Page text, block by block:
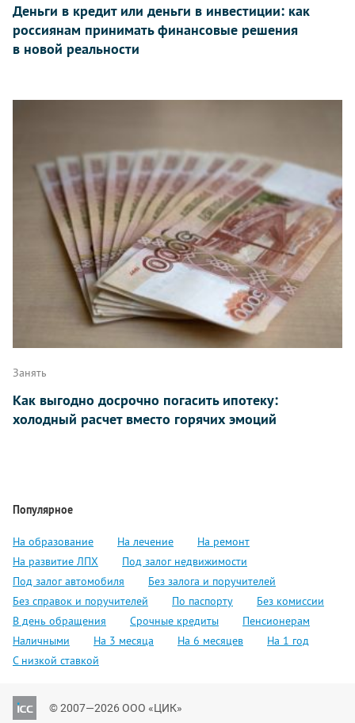
Деньги в кредит или деньги в инвестиции: как
россиянам принимать финансовые решения
в новой реальности
Занять
Как выгодно досрочно погасить ипотеку:
холодный расчет вместо горячих эмоций
Популярное
На образование На лечение
На ремонт
На развитие ЛПХ
Под залог недвижимости
Под залог автомобиля
Без залога и поручителей
Без справок и поручителей
По паспорту
Без комиссии
В день обращения
Срочные кредиты
Пенсионерам
Наличными
На 3 месяца На 6 месяцев
На 1 год
С низкой ставкой
© 2007—2026 ООО «ЦИК»